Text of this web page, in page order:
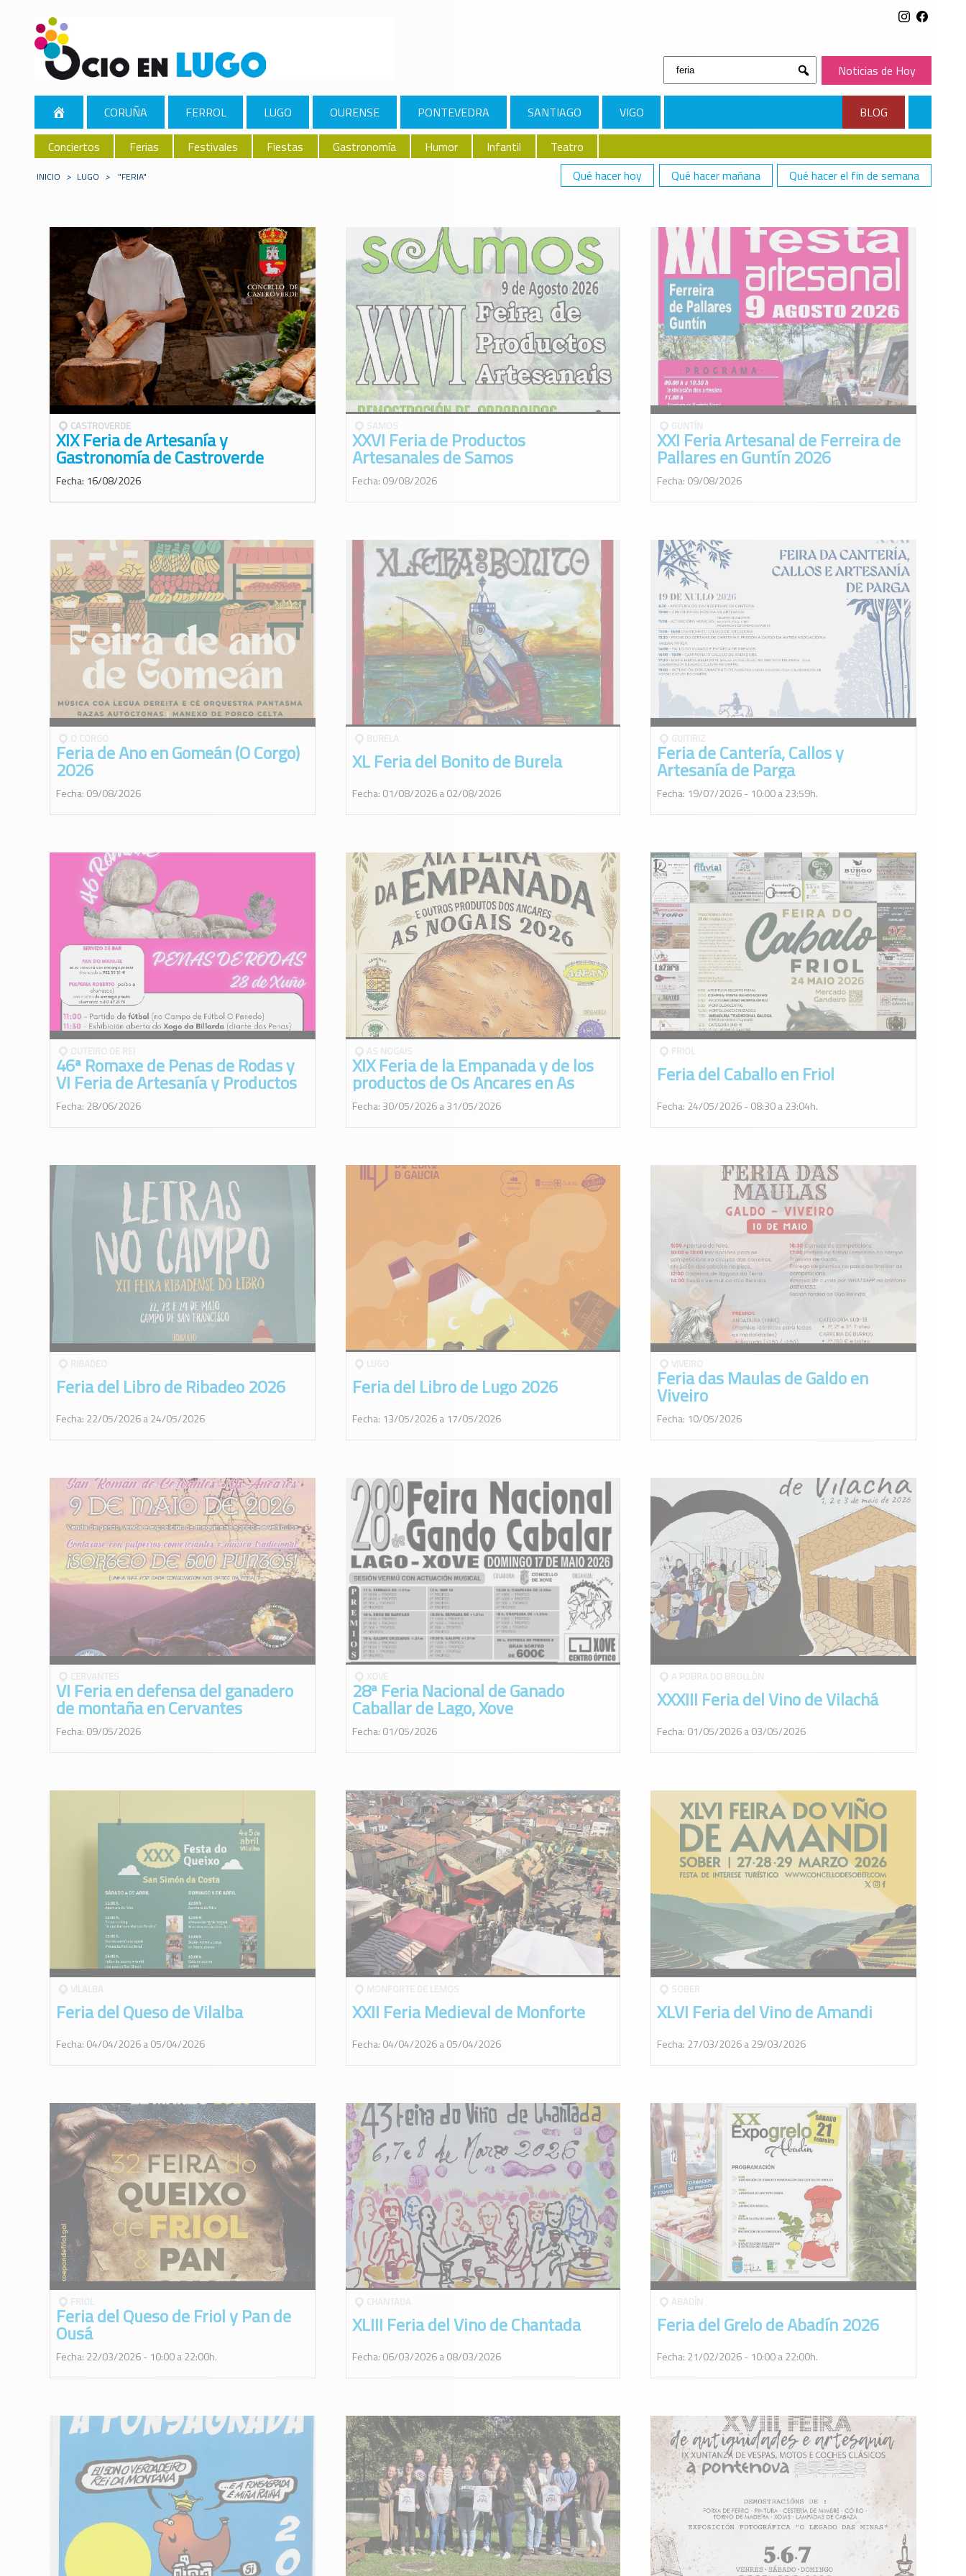
Buscar:
Submit
Noticias de Hoy
CORUÑA FERROL LUGO OURENSE PONTEVEDRA SANTIAGO VIGO
BLOG
Conciertos
Ferias Festivales Fiestas Gastronomía Humor Infantil
Teatro
Qué hacer hoy
Qué hacer mañana Qué hacer el fin de semana
INICIO > LUGO > "FERIA"
CASTROVERDE
XIX Feria de Artesanía y
Gastronomía de Castroverde
Fecha: 16/08/2026
SAMOS
XXVI Feria de Productos
Artesanales de Samos
Fecha: 09/08/2026
GUNTÍ­N
XXI Feria Artesanal de Ferreira de
Pallares en Guntín 2026
Fecha: 09/08/2026
Feria de Ano en Gomeán (O Corgo)
2026
Fecha: 09/08/2026
BURELA
XL Feria del Bonito de Burela
Fecha: 01/08/2026 a 02/08/2026
GUITIRIZ
Feria de Cantería, Callos y
Artesanía de Parga
Fecha: 19/07/2026 - 10:00 a 23:59h.
46ª Romaxe de Penas de Rodas y
VI Feria de Artesanía y Productos
de la Tierra
Fecha: 28/06/2026
AS NOGAIS
XIX Feria de la Empanada y de los
productos de Os Ancares en As
Nogais
Fecha: 30/05/2026 a 31/05/2026
FRIOL
Feria del Caballo en Friol
Fecha: 24/05/2026 - 08:30 a 23:04h.
Feria del Libro de Ribadeo 2026
Fecha: 22/05/2026 a 24/05/2026
LUGO
Feria del Libro de Lugo 2026
Fecha: 13/05/2026 a 17/05/2026
VIVEIRO
Feria das Maulas de Galdo en
Viveiro
Fecha: 10/05/2026
VI Feria en defensa del ganadero
de montaña en Cervantes
Fecha: 09/05/2026
XOVE
28ª Feria Nacional de Ganado
Caballar de Lago, Xove
Fecha: 01/05/2026
A POBRA DO BROLLÓN
XXXIII Feria del Vino de Vilachá
Fecha: 01/05/2026 a 03/05/2026
Feria del Queso de Vilalba
Fecha: 04/04/2026 a 05/04/2026
MONFORTE DE LEMOS
XXII Feria Medieval de Monforte
Fecha: 04/04/2026 a 05/04/2026
SOBER
XLVI Feria del Vino de Amandi
Fecha: 27/03/2026 a 29/03/2026
Feria del Queso de Friol y Pan de
Ousá
Fecha: 22/03/2026 - 10:00 a 22:00h.
CHANTADA
XLIII Feria del Vino de Chantada
Fecha: 06/03/2026 a 08/03/2026
ABADÍ­N
Feria del Grelo de Abadín 2026
Fecha: 21/02/2026 - 10:00 a 22:00h.